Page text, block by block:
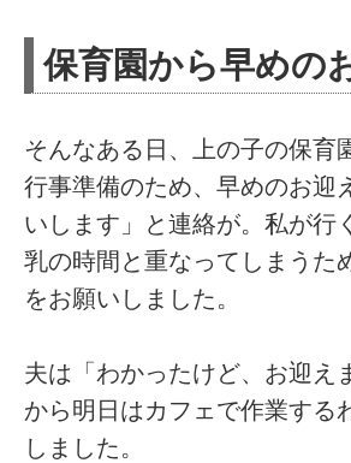
保育園から早めの
そんなある日、上の子の保育
行事準備のため、早めのお迎
いします」と連絡が。私が行
乳の時間と重なってしまうた
をお願いしました。
夫は「わかったけど、お迎え
から明日はカフェで作業する
しました。